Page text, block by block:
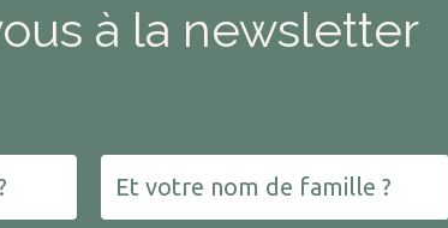
à la newsletter